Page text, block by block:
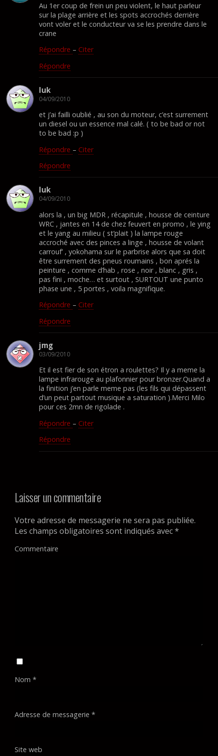
Au 1er coup de frein un peu violent, le haut parleur
sur la plage arrière et les spots accrochés derrière
vont voler et le conducteur va se les prendre dans le
crane
Répondre – Citer
Répondre
luk
04/09/2010
et j’ai failli oublié , au son du moteur, c’est surrement
un diesel ou un essence mal calé. ( to be bad or not
to be bad :p )
Répondre – Citer
Répondre
luk
04/09/2010
alors la , un big MDR , récapitule , housse de ceinture
WRC , jantes en 14 de chez feuvert en promo , le ying
et le yang au milieu ( st’plait ) la lampe rouge
accroché avec des pinces a linge , housse de volant
carrouf’ , yokohama sur le parbrise alors que sa doit
être surrement des pneus roumains , bon aprés la
peinture , comme d’hab , rose , noir , blanc , gris ,
pas fini , moche… et surtout , SURTOUT une punto
phase une , 5 portes , voila magnifique.
Répondre – Citer
Répondre
jmg
03/09/2010
Et il est fier de son étron a roulettes? Il y a meme la
lampe infrarouge au plafonnier pour bronzer.Quand a
la finition j’en parle meme pas (les fils qui dépassent
d’un peut partout musique a saturation ).Merci Milo
pour ces 2mn de rigolade .
Répondre – Citer
Répondre
Laisser un commentaire
Votre adresse de messagerie ne sera pas publiée.
Les champs obligatoires sont indiqués avec*
Commentaire
Nom *
Adresse de messagerie *
Site web